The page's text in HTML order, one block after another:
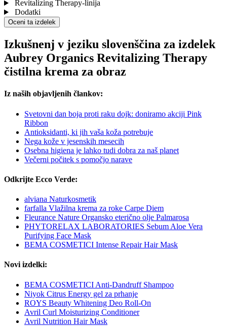
Revitalizing Therapy-linija
Dodatki
Oceni ta izdelek
Izkušnenj v jeziku slovenščina za izdelek
Aubrey Organics Revitalizing Therapy
čistilna krema za obraz
Iz naših objavljenih člankov:
Svetovni dan boja proti raku dojk: doniramo akciji Pink
Ribbon
Antioksidanti, ki jih vaša koža potrebuje
Nega kože v jesenskih mesecih
Osebna higiena je lahko tudi dobra za naš planet
Večerni počitek s pomočjo narave
Odkrijte Ecco Verde:
alviana Naturkosmetik
farfalla Vlažilna krema za roke Carpe Diem
Fleurance Nature Organsko eterično olje Palmarosa
PHYTORELAX LABORATORIES Sebum Aloe Vera
Purifying Face Mask
BEMA COSMETICI Intense Repair Hair Mask
Novi izdelki:
BEMA COSMETICI Anti-Dandruff Shampoo
Niyok Citrus Energy gel za prhanje
ROYS Beauty Whitening Deo Roll-On
Avril Curl Moisturizing Conditioner
Avril Nutrition Hair Mask